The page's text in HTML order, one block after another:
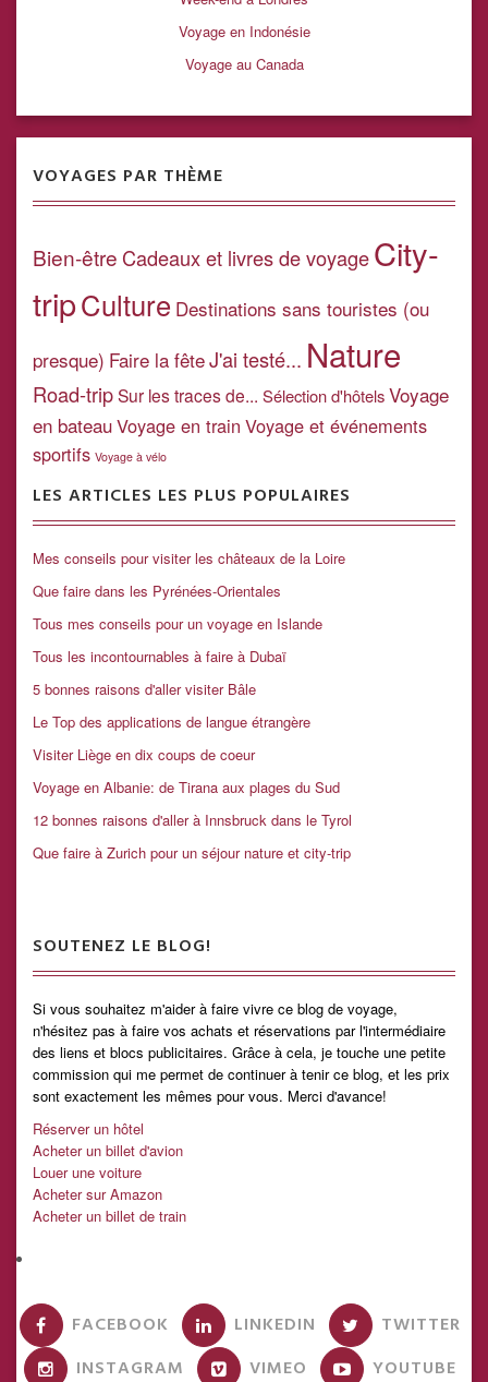
Voyage en Indonésie
Voyage au Canada
VOYAGES PAR THÈME
Bien-être Cadeaux et livres de voyageCity-
tripCulture Destinations sans touristes (ou
presque) Faire la fêteJ'ai testé... Nature
Road-tripSur les traces de... Sélection d'hôtelsVoyage
en bateauVoyage en train Voyage et événements
sportifs Voyage à vélo
LES ARTICLES LES PLUS POPULAIRES
Mes conseils pour visiter les châteaux de la Loire
Que faire dans les Pyrénées-Orientales
Tous mes conseils pour un voyage en Islande
Tous les incontournables à faire à Dubaï
5 bonnes raisons d'aller visiter Bâle
Le Top des applications de langue étrangère
Visiter Liège en dix coups de coeur
Voyage en Albanie: de Tirana aux plages du Sud
12 bonnes raisons d'aller à Innsbruck dans le Tyrol
Que faire à Zurich pour un séjour nature et city-trip
SOUTENEZ LE BLOG!
Si vous souhaitez m'aider à faire vivre ce blog de voyage,
n'hésitez pas à faire vos achats et réservations par l'intermédiaire
des liens et blocs publicitaires. Grâce à cela, je touche une petite
commission qui me permet de continuer à tenir ce blog, et les prix
sont exactement les mêmes pour vous. Merci d'avance!
Réserver un hôtel
Acheter un billet d'avion
Louer une voiture
Acheter sur Amazon
Acheter un billet de train
FACEBOOK LINKEDIN
TWITTER
INSTAGRAM
VIMEO YOUTUBE